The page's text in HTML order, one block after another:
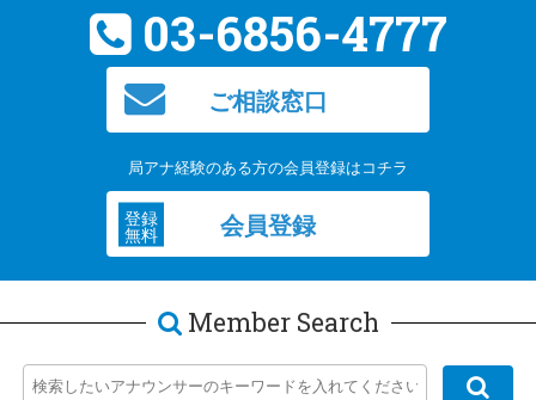
03-6856-4777
ご相談窓口
局アナ経験のある方の会員登録はコチラ
登録
無料 会員登録
Member Search